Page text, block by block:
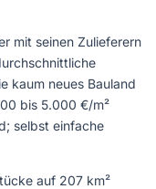
mit seinen Zulieferern
kaum neues Bauland
bis 5.000 €/m²
selbst einfache
auf 207 km²